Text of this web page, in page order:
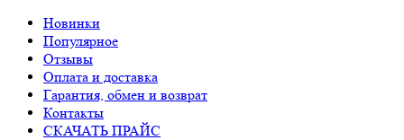
Новинки
Популярное
Отзывы
Оплата и доставка
Гарантия, обмен и возврат
Контакты
СКАЧАТЬ ПРАЙС